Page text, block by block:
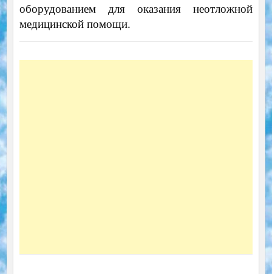
оборудованием для оказания неотложной
медицинской помощи.